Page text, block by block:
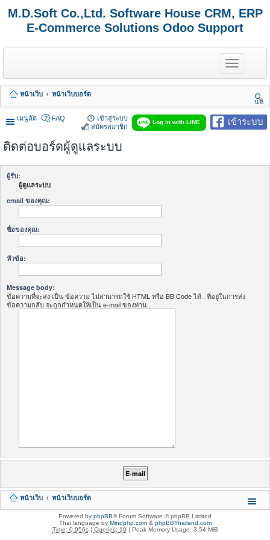
M.D.Soft Co.,Ltd. Software House CRM, ERP
E-Commerce Solutions Odoo Support
T
o
g
e
n
a
หน้าเว็บ
หน้าเว็บบอร์ด
นห
า
เมนูลัด
เข้าระบบ
Log in with LINE
FAQ
เข้าสู่ระบบ
สมัครสมาชิก
ติดต่อบอร์ดผู้ดูแลระบบ
ผู้รับ:
ผู้ดูแลระบบ
email ของคุณ:
ชื่อของคุณ:
หัวข้อ:
Message body:
ข้อความที่จะส่ง เป็น ข้อความ ไม่สามารถใช้ HTML หรือ BB Code ได้ . ที่อยู่ในการส่ง
ข้อความกลับ จะถูกกำหนดให้เป็น e-mail ของท่าน .
หน้าเว็บ หน้าเว็บบอร์ด
Powered by phpBB® Forum Software © phpBB Limited
Thai language by Mindphp.com& phpBBThailand.com
Time: 0.056s| Queries: 10| Peak Memory Usage: 3.54 MiB